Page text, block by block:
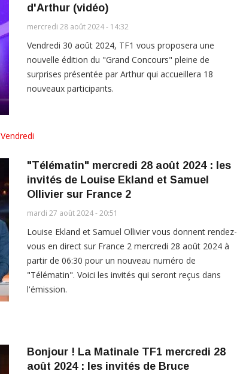
d'Arthur (vidéo)
mercredi 28 août 2024 - 14:32
Vendredi 30 août 2024, TF1 vous proposera une
nouvelle édition du "Grand Concours" pleine de
surprises présentée par Arthur qui accueillera 18
nouveaux participants.
Vendredi
"Télématin" mercredi 28 août 2024 : les
invités de Louise Ekland et Samuel
Ollivier sur France 2
mardi 27 août 2024 - 20:51
Louise Ekland et Samuel Ollivier vous donnent rendez-
vous en direct sur France 2 mercredi 28 août 2024 à
partir de 06:30 pour un nouveau numéro de
"Télématin". Voici les invités qui seront reçus dans
l'émission.
Bonjour ! La Matinale TF1 mercredi 28
août 2024 : les invités de Bruce